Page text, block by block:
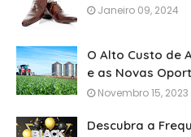
Janeiro 09, 2024
O Alto Custo de
e as Novas
Novembro 15, 2023
Descubra a